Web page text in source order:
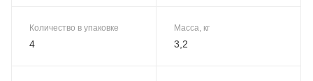
Количество в упаковке
4
Масса, кг
3,2